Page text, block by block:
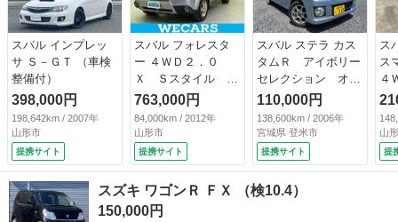
スバル インプレッ
サ Ｓ－ＧＴ （車検
整備付）
398,000円
198,642km / 2007年
山形市
提携サイト
スバル フォレスタ
ー ４ＷＤ２．０
Ｘ Ｓスタイル 保
証書／社外 ＳＤナ
ビ／ヘッドランプ
ＨＩＤ／Ｂｌｕｅｔ
ｏｏｔｈ接続／ＥＴ
Ｃ／ＥＢＤ付ＡＢＳ
／横滑り防止装置／
フルセグＴＶ／ＤＶ
Ｄ／エアバッグ 運
763,000円
84,000km / 2012年
山形市
提携サイト
スバル ステラ カス
タムＲ アイボリー
セレクション オー
トマ２ＷＤ・走行１
３８６００ｋｍ・車
検９年７月２５日・
エアコン・パワス
テ・パワーウィン
ド・Ｗバック・ＡＢ
Ｓ・ベンチシート・
110,000円
138,600km / 2006年
宮城県 登米市
提携サイト
ス
ス
４
タ
ー
ッ
ス
備
山
提
スズキ ワゴンＲ ＦＸ （検10.4）
150,000円